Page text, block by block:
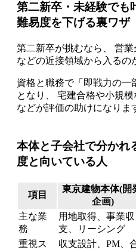
第二新卒・未経験でも
難易度を下げる裏ワザ
第二新卒が挑むなら、 営
などの近接領域から入るの
資格と職務で「即戦力の一
となり、 宅建合格や小規
などが評価の助けになりま
本体と子会社で分かれ
度と向いている人
項目
東京建物本体(開
企画)
主な業
務
用地取得、事業収
支、リーシング
重視ス
収支設計、PM、